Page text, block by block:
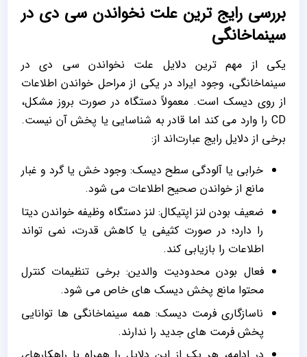
بررسی رایج ‌ترین علت نخواندن سی دی در
سینماخانگی
یکی از مهم‌ ترین دلایل علت نخواندن سی دی در
سینماخانگی، وجود ایراد در یکی از مراحل خواندن اطلاعات
از روی دیسک است. معمولاً دستگاه‌ در صورت بروز مشکل،
CD را وارد می ‌کند اما قادر به شناسایی یا پخش آن نیست.
برخی از دلایل رایج عبارت‌اند از:
خرابی یا آلودگی سطح دیسک: وجود خش یا گرد و غبار
مانع از خواندن صحیح اطلاعات می‌ شود.
ضعیف بودن لنز اپتیکال: لنز دستگاه وظیفه خواندن دیتا
را دارد؛ در صورت کثیفی یا کاهش قدرت، نمی ‌تواند
اطلاعات را بازیابی کند.
فعال بودن محدودیت والدین: برخی تنظیمات کنترل
محتوا مانع پخش دیسک ‌های خاص می ‌شود.
ناسازگاری فرمت دیسک: همه سینماخانگی ‌ها توانایی
پخش فرمت ‌های جدید را ندارند.